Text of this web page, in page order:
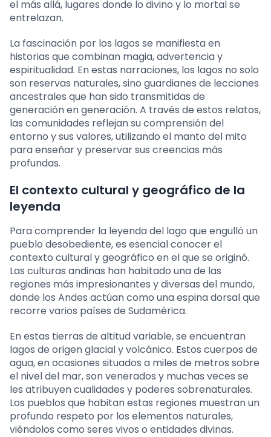
el más allá, lugares donde lo divino y lo mortal se
entrelazan.
La fascinación por los lagos se manifiesta en
historias que combinan magia, advertencia y
espiritualidad. En estas narraciones, los lagos no solo
son reservas naturales, sino guardianes de lecciones
ancestrales que han sido transmitidas de
generación en generación. A través de estos relatos,
las comunidades reflejan su comprensión del
entorno y sus valores, utilizando el manto del mito
para enseñar y preservar sus creencias más
profundas.
El contexto cultural y geográfico de la
leyenda
Para comprender la leyenda del lago que engulló un
pueblo desobediente, es esencial conocer el
contexto cultural y geográfico en el que se originó.
Las culturas andinas han habitado una de las
regiones más impresionantes y diversas del mundo,
donde los Andes actúan como una espina dorsal que
recorre varios países de Sudamérica.
En estas tierras de altitud variable, se encuentran
lagos de origen glacial y volcánico. Estos cuerpos de
agua, en ocasiones situados a miles de metros sobre
el nivel del mar, son venerados y muchas veces se
les atribuyen cualidades y poderes sobrenaturales.
Los pueblos que habitan estas regiones muestran un
profundo respeto por los elementos naturales,
viéndolos como seres vivos o entidades divinas.